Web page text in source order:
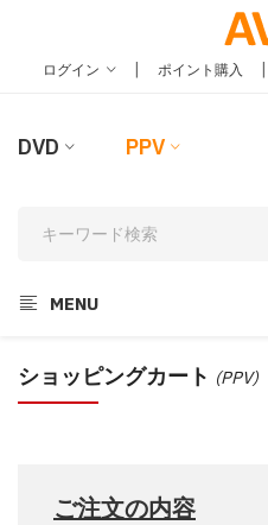
ログイン | ポイント購入 |
DVD PPV
MENU
ショッピングカート (PPV)
ご注文の内容